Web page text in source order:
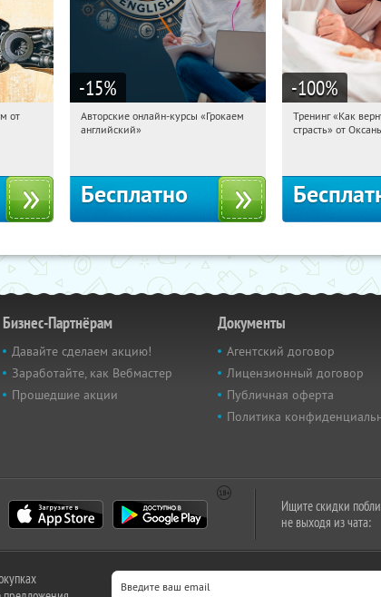
от
-15%
20:33:57 Получили:
Авторские онлайн-курсы «Грокаем
английский»
Бесплатно
-100%
20:33:57
Тренинг «Как
страсть» от
Бизнес-Партнёрам
Давайте сделаем акцию!
Заработайте, как Вебмастер
Прошедшие акции
Документы
Агентский договор
Лицензионный договор
Публичная оферта
Политика
Ищите скидки
не выходя из чата: